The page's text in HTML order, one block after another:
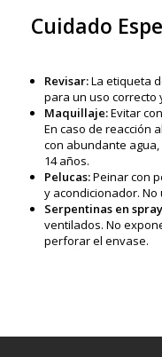
Cuidado
Revisar:La etiqueta
para un uso correcto
Maquillaje:Evitar
En caso de reacción
con abundante
14 años.
Pelucas:Peinar con
y acondicionador.
Serpentinas en
ventilados. No
perforar el envase.